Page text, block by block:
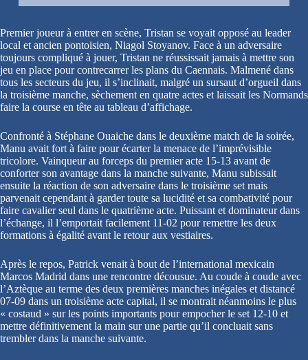
Premier joueur à entrer en scène, Tristan se voyait opposé au leader
local et ancien pontoisien, Niagol Stoyanov. Face à un adversaire
toujours compliqué à jouer, Tristan ne réussissait jamais à mettre son
jeu en place pour contrecarrer les plans du Caennais. Malmené dans
tous les secteurs du jeu, il s’inclinait, malgré un sursaut d’orgueil dans
la troisième manche, sèchement en quatre actes et laissait les Normands
faire la course en tête au tableau d’affichage.
Confronté à Stéphane Ouaiche dans le deuxième match de la soirée,
Manu avait fort à faire pour écarter la menace de l’imprévisible
tricolore. Vainqueur au forceps du premier acte 15-13 avant de
conforter son avantage dans la manche suivante, Manu subissait
ensuite la réaction de son adversaire dans le troisième set mais
parvenait cependant à garder toute sa lucidité et sa combativité pour
faire cavalier seul dans le quatrième acte. Puissant et dominateur dans
l’échange, il l’emportait facilement 11-02 pour remettre les deux
formations à égalité avant le retour aux vestiaires.
Après le repos, Patrick venait à bout de l’international mexicain
Marcos Madrid dans une rencontre décousue. Au coude à coude avec
l’Aztèque au terme des deux premières manches inégales et distancé
07-09 dans un troisième acte capital, il se montrait néanmoins le plus
« costaud » sur les points importants pour empocher le set 12-10 et
mettre définitivement la main sur une partie qu’il concluait sans
trembler dans la manche suivante.